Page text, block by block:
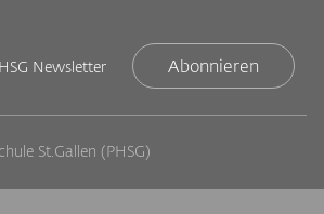
Newsletter Abonnieren
St.Gallen (PHSG)